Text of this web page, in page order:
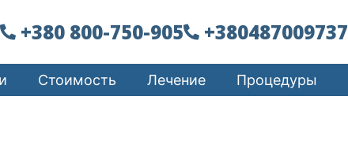
+380 800-750-905 +380487009737
Стоимость Лечение Процедуры